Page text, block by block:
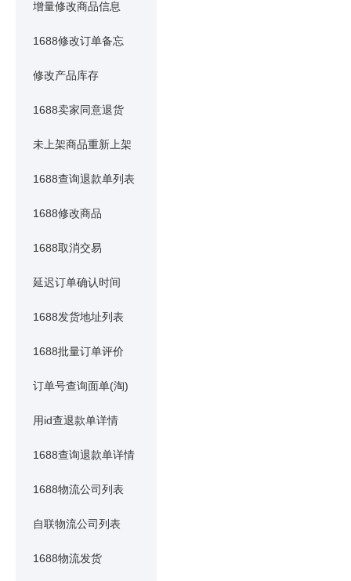
增量修改商品信息
1688修改订单备忘
修改产品库存
1688卖家同意退货
未上架商品重新上架
1688查询退款单列表
1688修改商品
1688取消交易
延迟订单确认时间
1688发货地址列表
1688批量订单评价
订单号查询面单(淘)
用id查退款单详情
1688查询退款单详情
1688物流公司列表
自联物流公司列表
1688物流发货